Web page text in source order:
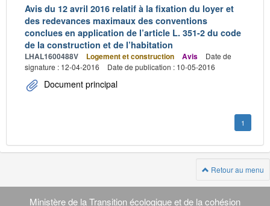
Avis du 12 avril 2016 relatif à la fixation du loyer et
des redevances maximaux des conventions
conclues en application de l’article L. 351-2 du code
de la construction et de l’habitation
LHAL1600488V Logement et construction Avis
Date de
signature : 12-04-2016
Date de publication : 10-05-2016
Document principal
1
Retour au menu
Navigation
Ministère de la Transition écologique et de la cohésion